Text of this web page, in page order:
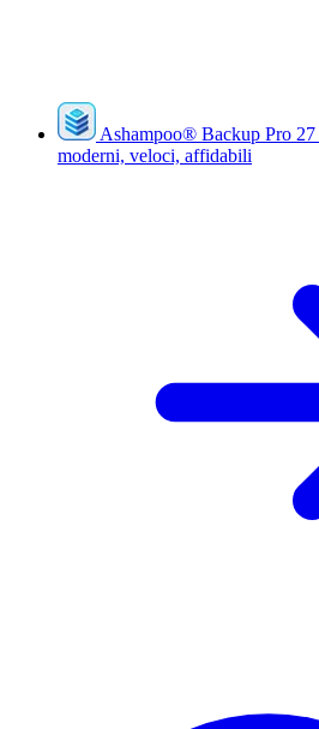
Ashampoo® Backup Pro 27
moderni, veloci, affidabili